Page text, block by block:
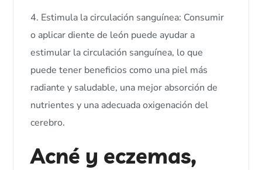
4. Estimula la circulación sanguínea: Consumir
o aplicar diente de león puede ayudar a
estimular la circulación sanguínea, lo que
puede tener beneficios como una piel más
radiante y saludable, una mejor absorción de
nutrientes y una adecuada oxigenación del
cerebro.
Acné y eczemas,